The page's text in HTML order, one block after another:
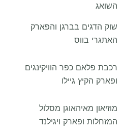
השואג
שוק הדגים בברגן והפארק
האתגרי בווס
רכבת פלאם כפר הוויקינגים
ופארק הקיץ גיילו
מוזיאון מאיהאוגן מסלול
המזחלות ופארק ויגילנד